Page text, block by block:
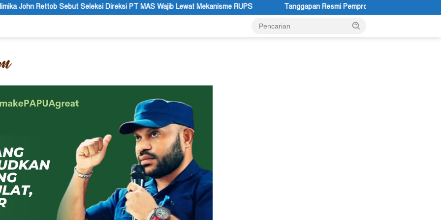
PT MAS Wajib Lewat Mekanisme RUPS Tanggapan Resmi Pemprov Papua Pegunungan Pasca Gubernur Dr John Tabo